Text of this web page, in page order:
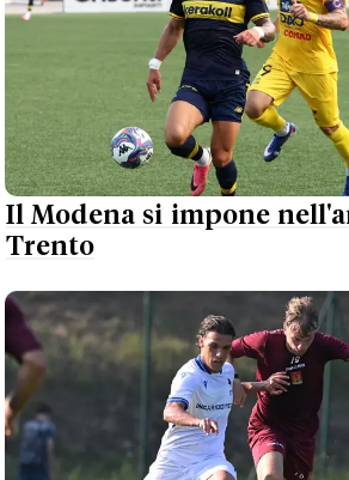
Il Modena si impone
Trento